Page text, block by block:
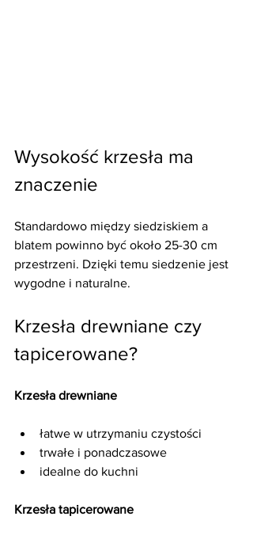
Wysokość krzesła ma
znaczenie
Standardowo między siedziskiem a
blatem powinno być około 25-30 cm
przestrzeni. Dzięki temu siedzenie jest
wygodne i naturalne.
Krzesła drewniane czy
tapicerowane?
Krzesła drewniane
łatwe w utrzymaniu czystości
trwałe i ponadczasowe
idealne do kuchni
Krzesła tapicerowane